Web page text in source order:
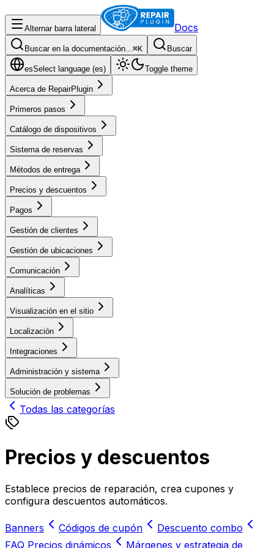
Alternar barra lateral Docs
Buscar en la documentación...⌘K Buscar
esSelect language (es) Toggle theme
Acerca de RepairPlugin
Primeros pasos
Catálogo de dispositivos
Sistema de reservas
Métodos de entrega
Precios y descuentos
Pagos
Gestión de clientes
Gestión de ubicaciones
Comunicación
Analíticas
Visualización en el sitio
Localización
Integraciones
Administración y sistema
Solución de problemas
Todas las categorías
Precios y descuentos
Establece precios de reparación, crea cupones y
configura descuentos automáticos.
Banners Códigos de cupón
Descuento combo
FAQ Precios dinámicos
Márgenes y estrategia de